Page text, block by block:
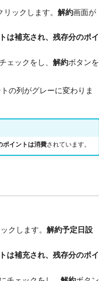
ックします。 解約画面が
は補充され、残存分のポイ
ェックをし、 解約ボタンを
の列がグレーに変わりま
ポイントは消費されています。
クします。 解約予定日設
は補充され、残存分のポイ